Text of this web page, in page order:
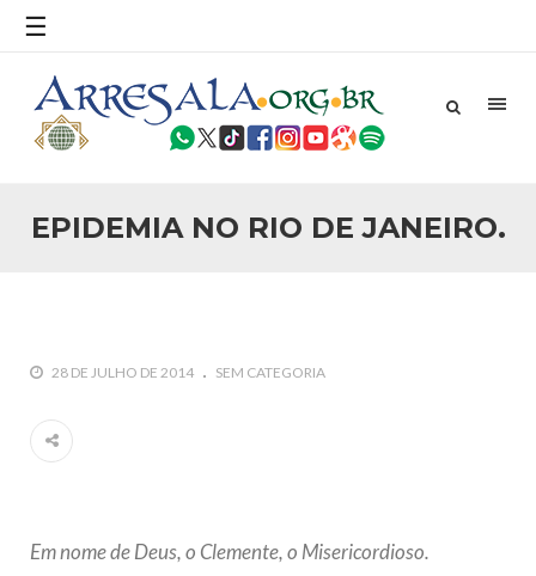
☰
EPIDEMIA NO RIO DE JANEIRO.
Conflito
Por: Ahmed Ismail Introdução O presente artigo resume as
principais considerações do autor sobre os atentados de 11
25 DE SETEMBRO DE 2010
Ano Novo Islâmico e Início de Muharam
Em nome de Deus, O Clemente, O Misericordioso! O Centro
10 DE NOVEMBRO DE 2013
28 DE JULHO DE 2014 SEM CATEGORIA
Em nome de Deus, o Clemente, o Misericordioso.